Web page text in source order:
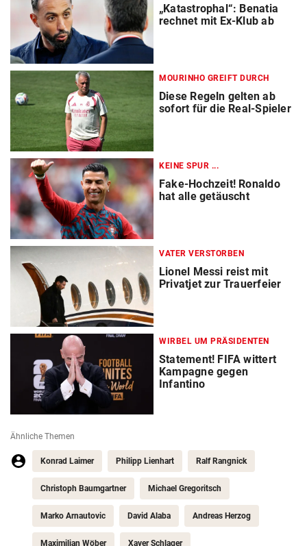
„Katastrophal“: Benatia
rechnet mit Ex-Klub ab
MOURINHO GREIFT DURCH
Diese Regeln gelten ab
sofort für die Real-Spieler
KEINE SPUR ...
Fake-Hochzeit! Ronaldo
hat alle getäuscht
VATER VERSTORBEN
Lionel Messi reist mit
Privatjet zur Trauerfeier
WIRBEL UM PRÄSIDENTEN
Statement! FIFA wittert
Kampagne gegen
Infantino
Ähnliche Themen
Konrad Laimer Philipp Lienhart Ralf Rangnick
Christoph Baumgartner Michael Gregoritsch
Marko Arnautovic David Alaba Andreas Herzog
Maximilian Wöber Xaver Schlager